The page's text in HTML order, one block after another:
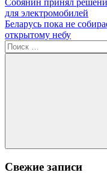
Навигация
по
записям
запись:
Собянин принял
для электромобилей
Следующая
запись:
Беларусь пока не
открытому небу
Поиск
для:
Свежие записи